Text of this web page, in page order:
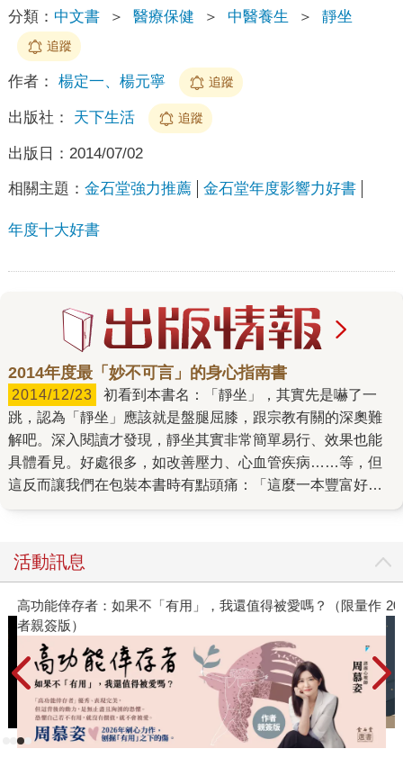
分類： 中文書 ＞ 醫療保健 ＞ 中醫養生 ＞ 靜坐
追蹤
作者： 楊定一、楊元寧 追蹤
出版社： 天下生活 追蹤
出版日： 2014/07/02
相關主題： 金石堂強力推薦 金石堂年度影響力好書
年度十大好書
2014年度最「妙不可言」的身心指南書
2014/12/23
跳，認為「靜坐」應該就是盤腿屈膝，跟宗教有關的深奧難
解吧。深入閱讀才發現，靜坐其實非常簡單易行、效果也能
具體看見。好處很多，如改善壓力、心血管疾病……等，但
這反而讓我們在包裝本書時有點頭痛：「這麼一本豐富好
了：「分心年代最需要的安靜力量」。分心，是受到過多資
訊轟炸的現代人的共同困擾，而透過靜坐，能夠啟動活絡副
交感神經，進而放鬆身體，達到身、心、靈的平衡與健康。
而這個訴求，在出書後透過讀者回饋與銷售反應來看，我
想，我們是做對了。 《靜坐的科學、醫學與心靈之旅》一上
市就一再加印，做為這本書的編輯，我很想知道：買這本書
的人，有多少和我一樣是初學靜坐者？在初入門的過程是否
會碰到什麼問題？大家讀過書，一陣熱頭之後，依然持續靜
坐嗎？靜坐有說不完的好處。但…但…為何每次我開始靜坐
活動訊息
高功能倖存者：如果不「有用」，我還值得被愛嗎？（限量作
者親簽版）